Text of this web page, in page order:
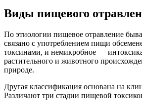
Виды пищевого
По этиологии пищевое отравление
связано с употреблением пищи
токсинами, и немикробное —
растительного и животного
природе.
Другая классификация основана на
Различают три стадии пищевой